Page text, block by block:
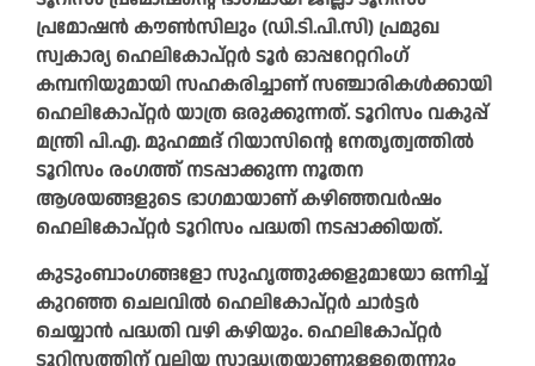
പ്രമോഷൻ കൗൺസിലും (ഡി.ടി.പി.സി) പ്രമുഖ
സ്വകാര്യ ഹെലികോപ്റ്റർ ടൂർ ഓപ്പറേറ്ററിംഗ്
കമ്പനിയുമായി സഹകരിച്ചാണ് സഞ്ചാരികൾക്കായി
ഹെലികോപ്റ്റർ യാത്ര ഒരുക്കുന്നത്. ടൂറിസം വകുപ്പ്
മന്ത്രി പി.എ. മുഹമ്മദ് റിയാസിന്റെ നേതൃത്വത്തിൽ
ടൂറിസം രംഗത്ത് നടപ്പാക്കുന്ന നൂതന
ആശയങ്ങളുടെ ഭാഗമായാണ് കഴിഞ്ഞവർഷം
ഹെലികോപ്റ്റർ ടൂറിസം പദ്ധതി നടപ്പാക്കിയത്.
കുടുംബാംഗങ്ങളോ സുഹൃത്തുക്കളുമായോ ഒന്നിച്ച്
കുറഞ്ഞ ചെലവിൽ ഹെലികോപ്റ്റർ ചാർട്ടർ
ചെയ്യാൻ പദ്ധതി വഴി കഴിയും. ഹെലികോപ്റ്റർ